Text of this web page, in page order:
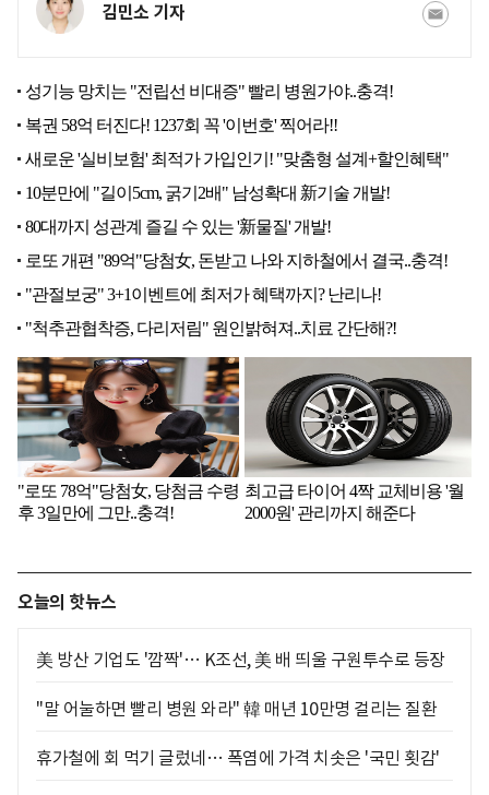
김민소 기자
오늘의 핫뉴스
美 방산 기업도 '깜짝'… K조선, 美 배 띄울 구원투수로 등장
"말 어눌하면 빨리 병원 와라" 韓 매년 10만명 걸리는 질환
휴가철에 회 먹기 글렀네… 폭염에 가격 치솟은 '국민 횟감'